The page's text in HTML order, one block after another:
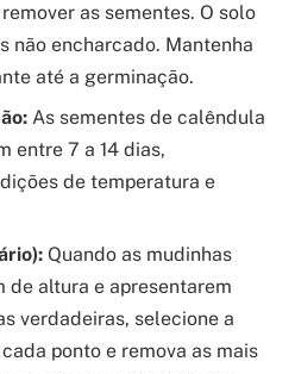
as sementes. O solo
não encharcado. Mantenha
até a germinação.
As sementes de calêndula
entre 7 a 14 dias,
de temperatura e
Quando as mudinhas
de altura e apresentarem
verdadeiras, selecione a
ponto e remova as mais